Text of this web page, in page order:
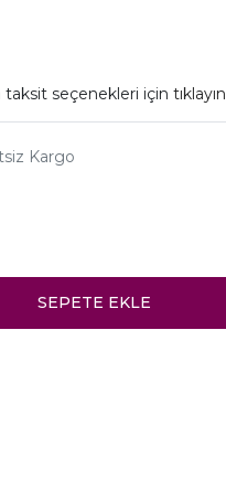
taksit seçenekleri için
Kargo
SEPETE EKLE